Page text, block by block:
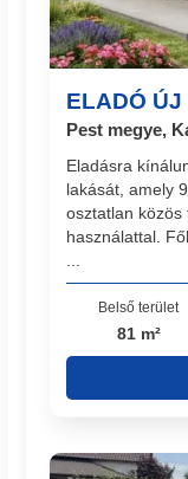
ELADÓ ÚJ
Pest megye,
Eladásra
lakását, amely
osztatlan
használattal.
Belső terület
81 m²